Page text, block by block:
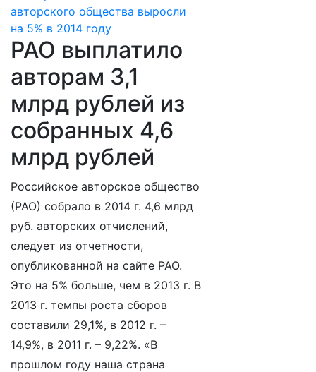
РАО выплатило
авторам 3,1
млрд рублей из
собранных 4,6
млрд рублей
Российское авторское общество
(РАО) собрало в 2014 г. 4,6 млрд
руб. авторских отчислений,
следует из отчетности,
опубликованной на сайте РАО.
Это на 5% больше, чем в 2013 г. В
2013 г. темпы роста сборов
составили 29,1%, в 2012 г. –
14,9%, в 2011 г. – 9,22%. «В
прошлом году наша страна